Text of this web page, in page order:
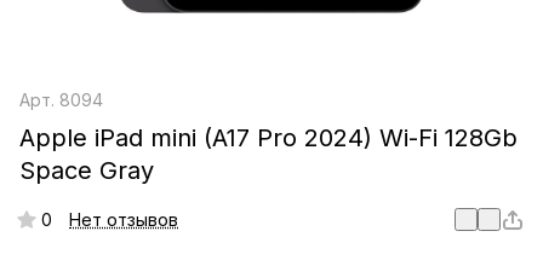
Арт. 8094
Apple iPad mini (A17 Pro 2024) Wi-Fi 128Gb
Space Gray
0 Нет отзывов